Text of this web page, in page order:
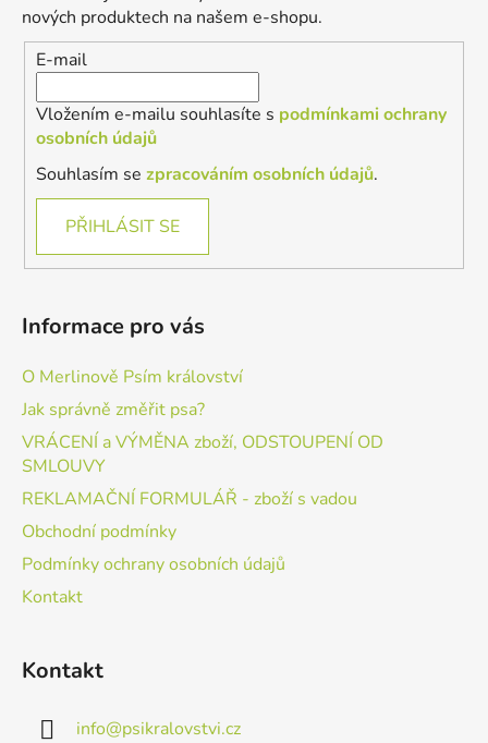
nových produktech na našem e-shopu.
E-mail
Vložením e-mailu souhlasíte s podmínkami ochrany
osobních údajů
Souhlasím se zpracováním osobních údajů.
PŘIHLÁSIT SE
Informace pro vás
O Merlinově Psím království
Jak správně změřit psa?
VRÁCENÍ a VÝMĚNA zboží, ODSTOUPENÍ OD
SMLOUVY
REKLAMAČNÍ FORMULÁŘ - zboží s vadou
Obchodní podmínky
Podmínky ochrany osobních údajů
Kontakt
Kontakt
info@psikralovstvi.cz